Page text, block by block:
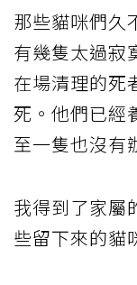
那些貓咪們久
有幾隻太過寂
在場清理的死
死。他們已經
至一隻也沒有
我得到了家屬
些留下來的貓